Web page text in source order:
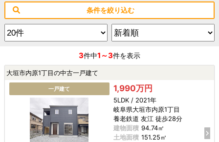
条件を絞り込む
3件中1～3件を表示
大垣市内原1丁目の中古一戸建て
一戸建て 1,990万円
5LDK / 2021年
岐阜県大垣市内原1丁目
養老鉄道 友江 徒歩28分
建物面積 94.74㎡
土地面積 151.25㎡